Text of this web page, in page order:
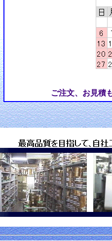
ご注文、お見積